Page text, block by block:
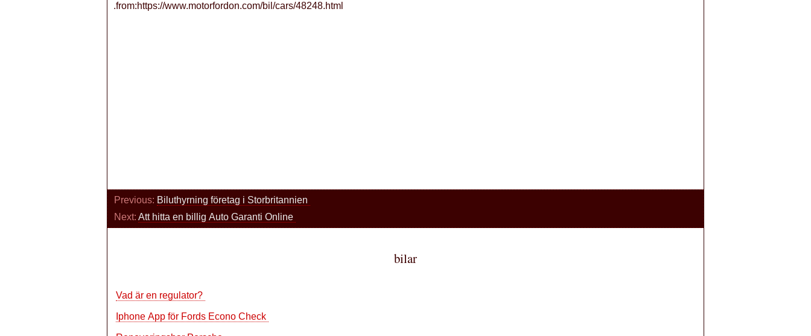
.from:https://www.motorfordon.com/bil/cars/48248.html
Previous: Biluthyrning företag i Storbritannien
Next: Att hitta en billig Auto Garanti Online
bilar
Vad är en regulator?
Iphone App för Fords Econo Check